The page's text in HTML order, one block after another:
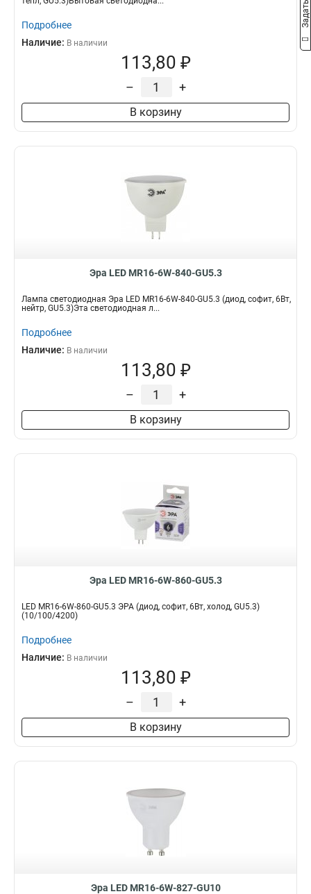
Подробнее
Наличие: В наличии
113,80 ₽
– +
В корзину
Эра LED MR16-6W-840-GU5.3
Лампа светодиодная Эра LED MR16-6W-840-GU5.3 (диод, софит, 6Вт,
нейтр, GU5.3)Эта светодиодная л...
Подробнее
Наличие: В наличии
113,80 ₽
– +
В корзину
Эра LED MR16-6W-860-GU5.3
LED MR16-6W-860-GU5.3 ЭРА (диод, софит, 6Вт, холод, GU5.3)
(10/100/4200)
Подробнее
Наличие: В наличии
113,80 ₽
– +
В корзину
Эра LED MR16-6W-827-GU10